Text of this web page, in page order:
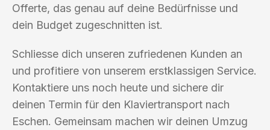
Offerte, das genau auf deine Bedürfnisse und
dein Budget zugeschnitten ist.
Schliesse dich unseren zufriedenen Kunden an
und profitiere von unserem erstklassigen Service.
Kontaktiere uns noch heute und sichere dir
deinen Termin für den Klaviertransport nach
Eschen. Gemeinsam machen wir deinen Umzug